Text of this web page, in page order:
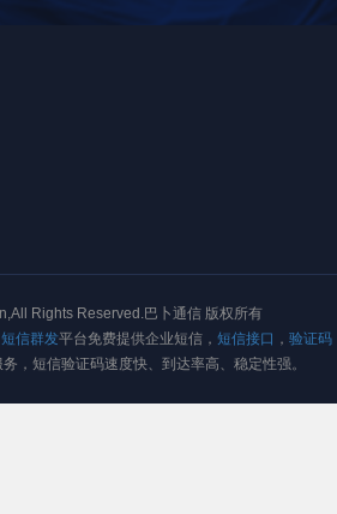
Rights Reserved.巴卜通信 版权所有
短信群发平台免费提供企业短信， 短信接口 ， 验证码
务，短信验证码速度快、到达率高、稳定性强。